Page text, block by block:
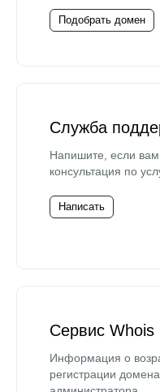
Подобрать домен
Служба
Напишите, если
консультация по
Написать
Сервис Whois
Информация о
регистрации